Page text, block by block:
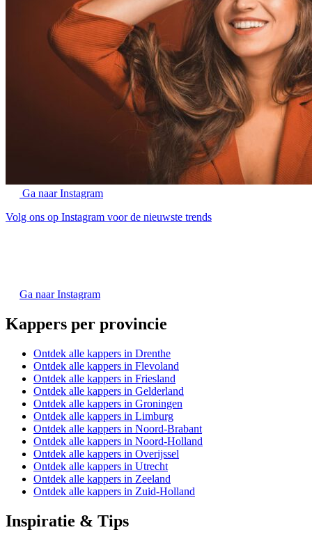
Ga naar Instagram
Volg ons op Instagram voor de nieuwste trends
Ga naar Instagram
Kappers per provincie
Ontdek alle kappers in Drenthe
Ontdek alle kappers in Flevoland
Ontdek alle kappers in Friesland
Ontdek alle kappers in Gelderland
Ontdek alle kappers in Groningen
Ontdek alle kappers in Limburg
Ontdek alle kappers in Noord-Brabant
Ontdek alle kappers in Noord-Holland
Ontdek alle kappers in Overijssel
Ontdek alle kappers in Utrecht
Ontdek alle kappers in Zeeland
Ontdek alle kappers in Zuid-Holland
Inspiratie & Tips